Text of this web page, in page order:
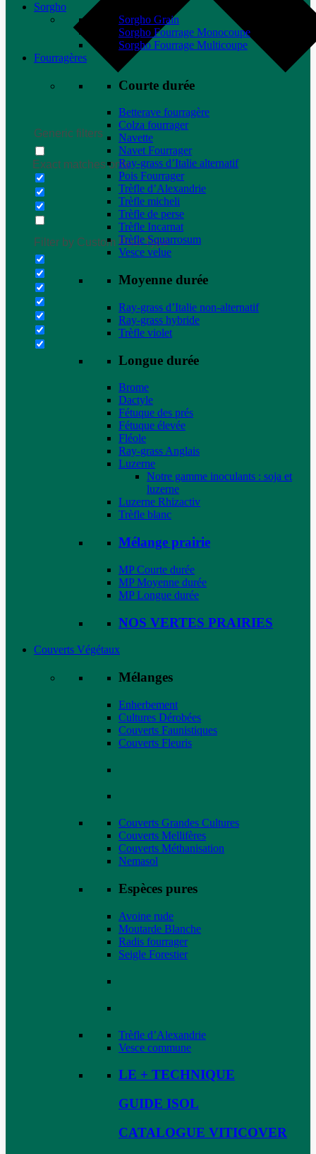
Generic filters
Exact matches only
Filter by Custom Post Type
Sorgho
Sorgho Grain
Sorgho Fourrage Monocoupe
Sorgho Fourrage Multicoupe
Fourragères
Courte durée
Betterave fourragère
Colza fourrager
Navette
Navet Fourrager
Ray-grass d’Italie alternatif
Pois Fourrager
Trèfle d’Alexandrie
Trèfle micheli
Trèfle de perse
Trèfle Incarnat
Trèfle Squarrosum
Vesce velue
Moyenne durée
Ray-grass d’Italie non-alternatif
Ray-grass hybride
Trèfle violet
Longue durée
Brome
Dactyle
Fétuque des prés
Fétuque élevée
Fléole
Ray-grass Anglais
Luzerne
Notre gamme inoculants : soja et
luzerne
Luzerne Rhizactiv
Trèfle blanc
Mélange prairie
MP Courte durée
MP Moyenne durée
MP Longue durée
NOS VERTES PRAIRIES
Couverts Végétaux
Mélanges
Enherbement
Cultures Dérobées
Couverts Faunistiques
Couverts Fleuris
Couverts Grandes Cultures
Couverts Mellifères
Couverts Méthanisation
Nemasol
Espèces pures
Avoine rude
Moutarde Blanche
Radis fourrager
Seigle Forestier
Trèfle d’Alexandrie
Vesce commune
LE + TECHNIQUE
GUIDE ISOL
CATALOGUE VITICOVER